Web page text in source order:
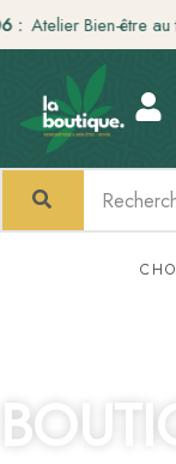
au
Bien-être au